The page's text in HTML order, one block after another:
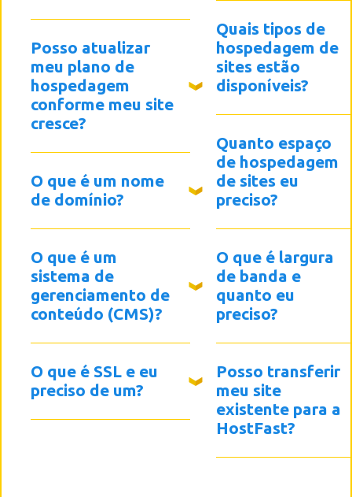
Posso atualizar
meu plano de
hospedagem
conforme meu site
cresce?
O que é um nome
de domínio?
O que é um
sistema de
gerenciamento de
conteúdo (CMS)?
O que é SSL e eu
preciso de um?
Quais tipos de
hospedagem de
sites estão
disponíveis?
Quanto espaço
de hospedagem
de sites eu
preciso?
O que é largura
de banda e
quanto eu
preciso?
Posso transferir
meu site
existente para a
HostFast?